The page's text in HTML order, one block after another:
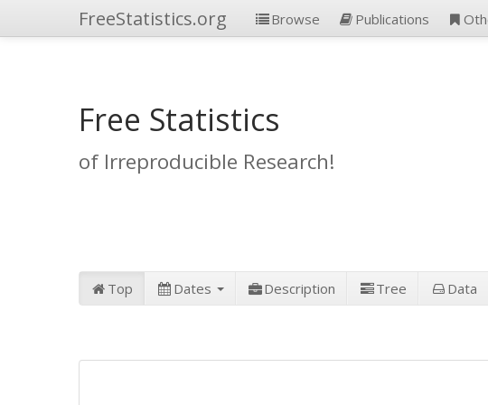
FreeStatistics.org Browse Publications
Free Statistics
of Irreproducible Research!
Top Dates Description Tree Data